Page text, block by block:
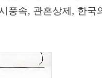
풍속, 관혼상제, 한국